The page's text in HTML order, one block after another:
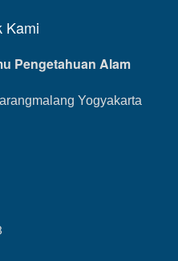
Kami
Pengetahuan Alam
Yogyakarta